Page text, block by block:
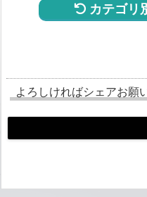
カテゴリ
よろしければシェアお願